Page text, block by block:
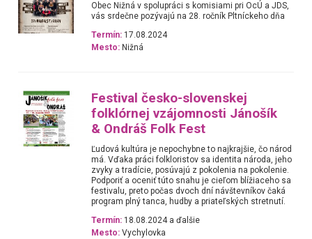
Obec Nižná v spolupráci s komisiami pri OcÚ a JDS,
vás srdečne pozývajú na 28. ročník Pltníckeho dňa
Termín: 17.08.2024
Mesto: Nižná
Festival česko-slovenskej
folklórnej vzájomnosti Jánošík
& Ondráš Folk Fest
Ľudová kultúra je nepochybne to najkrajšie, čo národ
má. Vďaka práci folkloristov sa identita národa, jeho
zvyky a tradície, posúvajú z pokolenia na pokolenie.
Podporiť a oceniť túto snahu je cieľom blížiaceho sa
festivalu, preto počas dvoch dní návštevníkov čaká
program plný tanca, hudby a priateľských stretnutí.
Termín: 18.08.2024 a ďalšie
Mesto: Vychylovka